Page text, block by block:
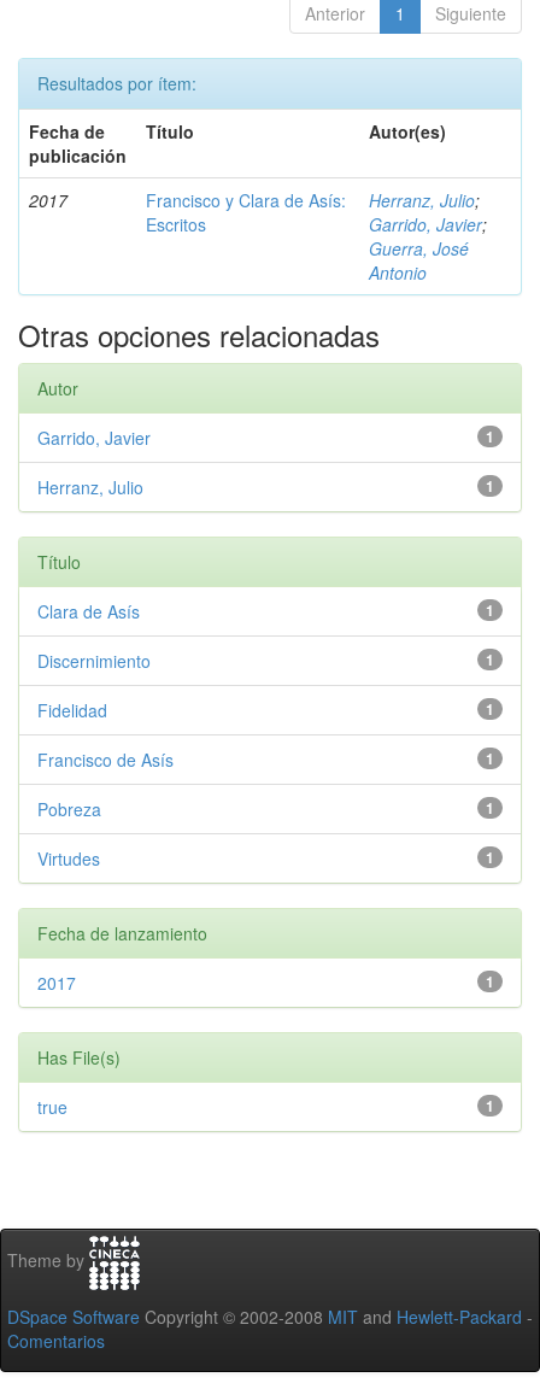
Anterior 1 Siguiente
Resultados por ítem:
Fecha de
publicación
Título Autor(es)
2017
Francisco y Clara de Asís:
Escritos
Herranz, Julio;
Garrido, Javier;
Guerra, José
Antonio
Otras opciones relacionadas
Autor
1
Garrido, Javier
1
Herranz, Julio
Título
1
Clara de Asís
1
Discernimiento
1
Fidelidad
1
Francisco de Asís
1
Pobreza
1
Virtudes
Fecha de lanzamiento
1
2017
Has File(s)
1
true
Theme by
DSpace Software Copyright © 2002-2008 MIT and Hewlett-Packard -
Comentarios